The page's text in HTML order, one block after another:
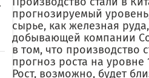
прогнозируемый
сырье, как железная
добывающей компании
в том, что производство
прогноз роста на уровне
Рост, возможно, будет